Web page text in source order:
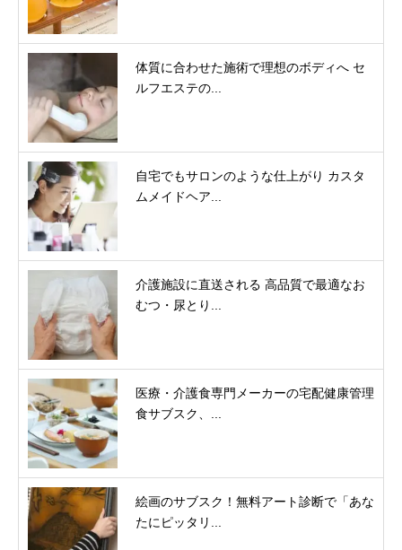
体質に合わせた施術で理想のボディへ セ
ルフエステの...
自宅でもサロンのような仕上がり カスタ
ムメイドヘア...
介護施設に直送される 高品質で最適なお
むつ・尿とり...
医療・介護食専門メーカーの宅配健康管理
食サブスク、...
絵画のサブスク！無料アート診断で「あな
たにピッタリ...